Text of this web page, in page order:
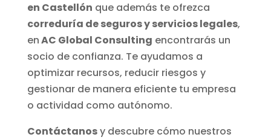
en Castellón que además te ofrezca
correduría de seguros y servicios legales,
enAC Global Consulting encontrarás un
socio de confianza. Te ayudamos a
optimizar recursos, reducir riesgos y
gestionar de manera eficiente tu empresa
o actividad como autónomo.
Contáctanosy descubre cómo nuestros